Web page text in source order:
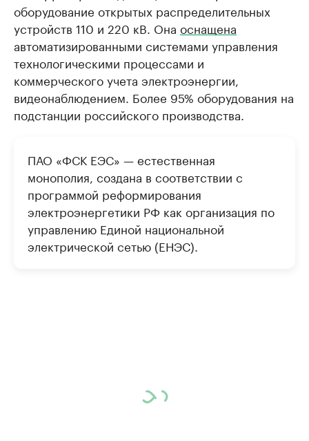
оборудование открытых распределительных
устройств 110 и 220 кВ. Она оснащена
автоматизированными системами управления
технологическими процессами и
коммерческого учета электроэнергии,
видеонаблюдением. Более 95% оборудования на
подстанции российского производства.
ПАО «ФСК ЕЭС» — естественная
монополия, создана в соответствии с
программой реформирования
электроэнергетики РФ как организация по
управлению Единой национальной
электрической сетью (ЕНЭС).